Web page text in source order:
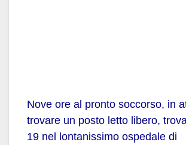
Nove ore al pronto soccorso, in
trovare un posto letto libero,
19 nel lontanissimo ospedale di